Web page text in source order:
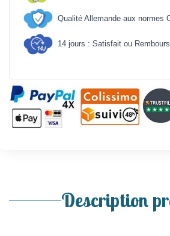
Qualité Allemande aux normes
14 jours : Satisfait ou
Description